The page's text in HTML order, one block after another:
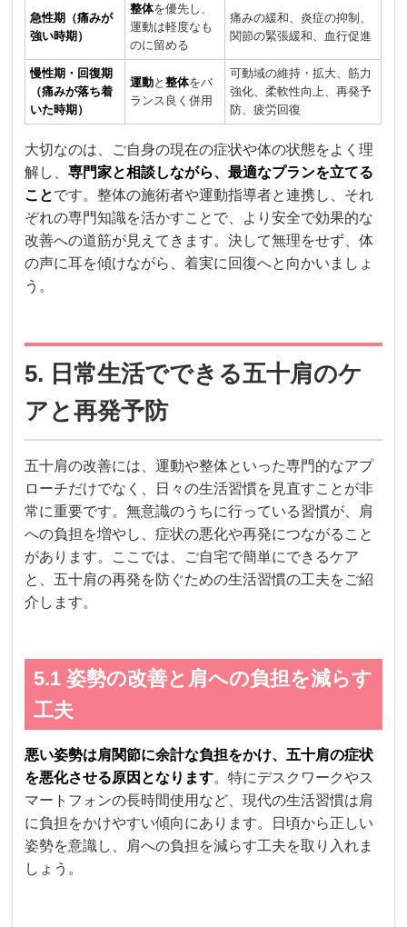
急性期（痛みが
強い時期）
整体を優先し、
運動は軽度なも
のに留める
痛みの緩和、炎症の抑制、
関節の緊張緩和、血行促進
慢性期・回復期
（痛みが落ち着
いた時期）
運動と整体をバ
ランス良く併用
可動域の維持・拡大、筋力
強化、柔軟性向上、再発予
防、疲労回復
大切なのは、ご自身の現在の症状や体の状態をよく理
解し、専門家と相談しながら、最適なプランを立てる
ことです。整体の施術者や運動指導者と連携し、それ
ぞれの専門知識を活かすことで、より安全で効果的な
改善への道筋が見えてきます。決して無理をせず、体
の声に耳を傾けながら、着実に回復へと向かいましょ
う。
5. 日常生活でできる五十肩のケ
アと再発予防
五十肩の改善には、運動や整体といった専門的なアプ
ローチだけでなく、日々の生活習慣を見直すことが非
常に重要です。無意識のうちに行っている習慣が、肩
への負担を増やし、症状の悪化や再発につながること
があります。ここでは、ご自宅で簡単にできるケア
と、五十肩の再発を防ぐための生活習慣の工夫をご紹
介します。
5.1 姿勢の改善と肩への負担を減らす
工夫
悪い姿勢は肩関節に余計な負担をかけ、五十肩の症状
を悪化させる原因となります。特にデスクワークやス
マートフォンの長時間使用など、現代の生活習慣は肩
に負担をかけやすい傾向にあります。日頃から正しい
姿勢を意識し、肩への負担を減らす工夫を取り入れま
しょう。